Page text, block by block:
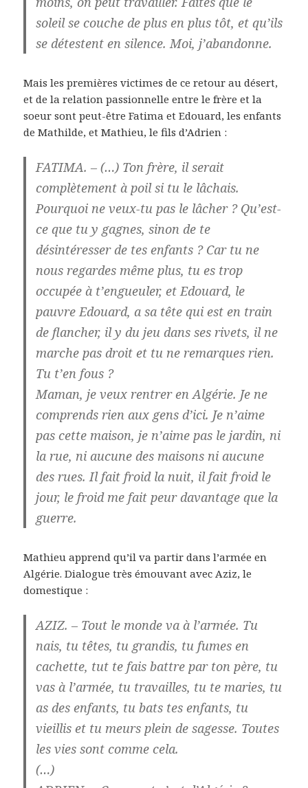
soleil se couche de plus en plus tôt, et qu’ils
se détestent en silence. Moi, j’abandonne.
Mais les premières victimes de ce retour au désert,
et de la relation passionnelle entre le frère et la
soeur sont peut-être Fatima et Edouard, les enfants
de Mathilde, et Mathieu, le fils d’Adrien :
FATIMA. – (…) Ton frère, il serait
complètement à poil si tu le lâchais.
Pourquoi ne veux-tu pas le lâcher ? Qu’est-
ce que tu y gagnes, sinon de te
désintéresser de tes enfants ? Car tu ne
nous regardes même plus, tu es trop
occupée à t’engueuler, et Edouard, le
pauvre Edouard, a sa tête qui est en train
de flancher, il y du jeu dans ses rivets, il ne
marche pas droit et tu ne remarques rien.
Tu t’en fous ?
Maman, je veux rentrer en Algérie. Je ne
comprends rien aux gens d’ici. Je n’aime
pas cette maison, je n’aime pas le jardin, ni
la rue, ni aucune des maisons ni aucune
des rues. Il fait froid la nuit, il fait froid le
jour, le froid me fait peur davantage que la
guerre.
Mathieu apprend qu’il va partir dans l’armée en
Algérie. Dialogue très émouvant avec Aziz, le
domestique :
AZIZ. – Tout le monde va à l’armée. Tu
nais, tu têtes, tu grandis, tu fumes en
cachette, tut te fais battre par ton père, tu
vas à l’armée, tu travailles, tu te maries, tu
as des enfants, tu bats tes enfants, tu
vieillis et tu meurs plein de sagesse. Toutes
les vies sont comme cela.
(…)